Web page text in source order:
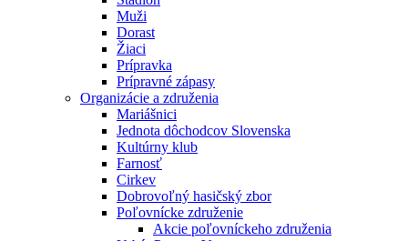
Muži
Dorast
Žiaci
Prípravka
Prípravné zápasy
Organizácie a združenia
Mariášnici
Jednota dôchodcov Slovenska
Kultúrny klub
Farnosť
Cirkev
Dobrovoľný hasičský zbor
Poľovnícke združenie
Akcie poľovníckeho združenia